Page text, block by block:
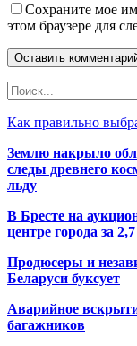
Сохраните мое
этом браузере для
Как правильно
Землю накрыло
следы древнего
льду
В Бресте на
центре города за
Продюсеры и
Беларуси буксует
Аварийное
багажников